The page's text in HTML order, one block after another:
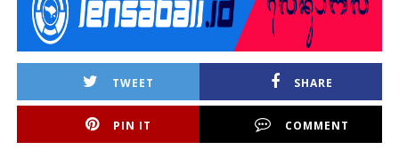
TWEET SHARE
PIN IT COMMENT